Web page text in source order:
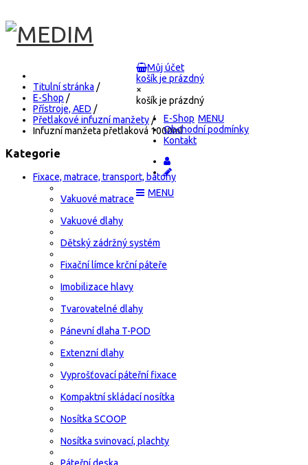
Můj účet
košík je prázdný
×
košík je prázdný
E-Shop
Obchodní podmínky
Kontakt
Titulní stránka /
E-Shop /
Přístroje, AED /
Přetlakové infuzní manžety /
Infuzní manžeta přetlaková 1000ml
Kategorie
Fixace, matrace, transport, batohy
Vakuové matrace
Vakuové dlahy
Dětský zádržný systém
Fixační límce krční páteře
Imobilizace hlavy
Tvarovatelné dlahy
Pánevní dlaha T-POD
Extenzní dlahy
Vyprošťovací páteřní fixace
Kompaktní skládací nosítka
Nosítka SCOOP
Nosítka svinovací, plachty
Páteřní deska